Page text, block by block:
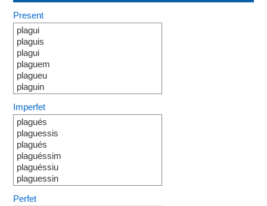
Present
plagui
plaguis
plagui
plaguem
plagueu
plaguin
Imperfet
plagués
plaguessis
plagués
plaguéssim
plaguéssiu
plaguessin
Perfet